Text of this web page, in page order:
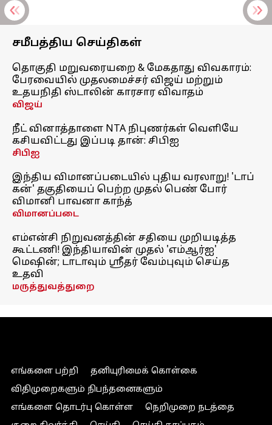
சமீபத்திய செய்திகள்
தொகுதி மறுவரையறை & மேகதாது விவகாரம்:
பேரவையில் முதலமைச்சர் விஜய் மற்றும்
உதயநிதி ஸ்டாலின் காரசார விவாதம்
விஜய்
நீட் வினாத்தாளை NTA நிபுணர்கள் வெளியே
கசியவிட்டது இப்படி தான்: சிபிஐ
சிபிஐ
இந்திய விமானப்படையில் புதிய வரலாறு! 'டாப்
கன்' தகுதியைப் பெற்ற முதல் பெண் போர்
விமானி பாவனா காந்த்
விமானப்படை
எம்என்சி நிறுவனத்தின் சதியை முறியடித்த
கூட்டணி! இந்தியாவின் முதல் 'எம்ஆர்ஐ'
மெஷின்; டாடாவும் ஸ்ரீதர் வேம்புவும் செய்த
உதவி
மருத்துவத்துறை
எங்களை பற்றி
தனியுரிமைக் கொள்கை
விதிமுறைகளும் நிபந்தனைகளும்
எங்களை தொடர்பு கொள்ள
நெறிமுறை நடத்தை